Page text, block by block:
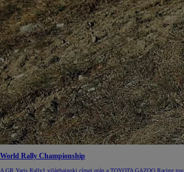
7 700 000 Ft-tól
Yaris Cross
HYBRID
World Rally Championship
A GR Yaris Rally1 világbajnoki címei után a TOYOTA GAZOO Racing